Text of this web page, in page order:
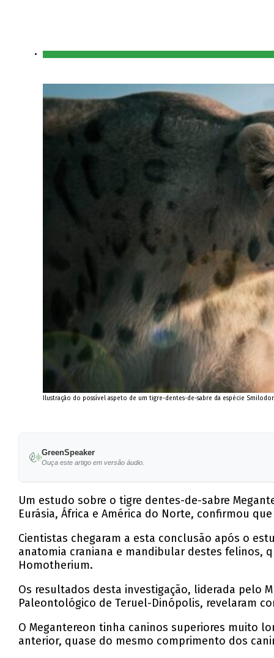
Ilustração do possível aspeto de um tigre-dentes-de-sabre da espécie
GreenSpeaker
Ouça este artigo em versão áudio.
Um estudo sobre o tigre dentes-de-sabre
Eurásia, África e América do Norte, confirmou
Cientistas chegaram a esta conclusão após o
anatomia craniana e mandibular destes felinos,
Homotherium.
Os resultados desta investigação, liderada pelo
Paleontológico de Teruel-Dinópolis, revelaram
O Megantereon tinha caninos superiores muito
anterior, quase do mesmo comprimento dos